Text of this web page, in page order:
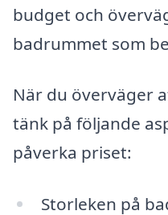
budget och
badrummet som
När du överväger
tänk på följande
påverka priset:
Storleken på